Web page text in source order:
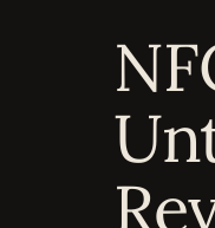
Bewertungen
Karriere